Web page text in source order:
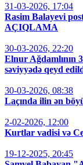
31-03-2026, 17:04
Rasim Balayevi
AÇIQLAMA
30-03-2026, 22:20
Elnur Ağdamlının
səviyyədə qeyd
30-03-2026, 08:38
Laçında ilin ən
2-02-2026, 12:00
Kurtlar vadisi və
19-12-2025, 20:45